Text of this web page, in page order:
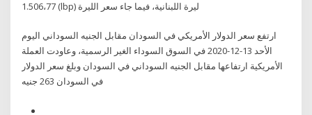
1.506،77 (lbp) ليرة اللبنانية، فيما جاء سعر الليرة
ارتفع سعر الدولار الأمريكي في السودان مقابل الجنيه السوداني اليوم
الأحد 13-12-2020 في السوق السوداء الغير الرسمية، وعاودت العملة
الأمريكية ارتفاعها مقابل الجنيه السوداني في السودان وبلغ سعر الدولار
في السودان 263 جنيه